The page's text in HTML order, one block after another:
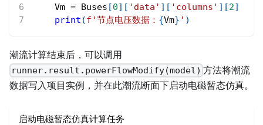
    Vm
= Buses [0] [ 'data' ] [ 'columns' ] [2]
print (f'节点电压数据： {Vm} ' )
潮流计算结束后，可以调用
runner.result.powerFlowModify(model) 方法将潮流
数据写入项目实例，并在此潮流断面下启动电磁暂态仿真。
启动电磁暂态仿真计算任务